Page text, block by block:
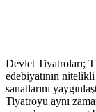
Devlet Tiyatroları;
edebiyatının
sanatlarını
Tiyatroyu aynı